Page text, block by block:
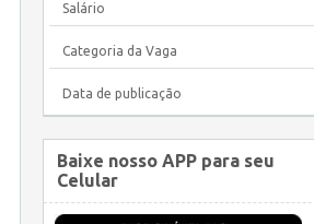
Salário
Categoria da Vaga
Data de publicação
Baixe nosso APP para seu
Celular